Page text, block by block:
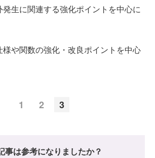
生に関連する強化ポイントを中心に
や関数の強化・改良ポイントを中心
1 2 3
事は参考になりましたか？